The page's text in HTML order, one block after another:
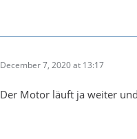
December 7, 2020 at 13:17
Der Motor läuft ja weiter